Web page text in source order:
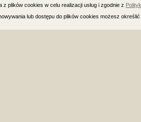
z plików cookies w celu realizacji usług i zgodnie z
lub dostępu do plików cookies możesz